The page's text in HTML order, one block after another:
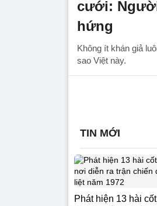
cưới:
hứng
Không ít khán giả
sao Việt này.
TIN MỚI
Phát hiện 13 hài